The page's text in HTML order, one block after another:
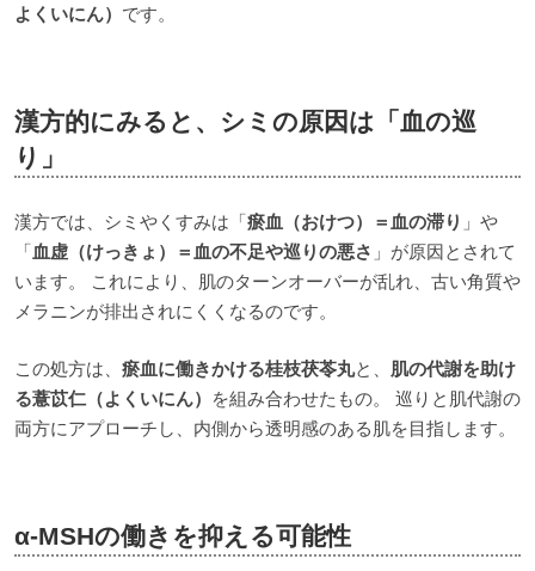
よくいにん） です。
漢方的にみると、シミの原因は「血の巡
り」
漢方では、シミやくすみは「瘀血（おけつ）＝血の滞り 」や
「血虚（けっきょ）＝血の不足や巡りの悪さ 」が原因とされて
います。 これにより、肌のターンオーバーが乱れ、古い角質や
メラニンが排出されにくくなるのです。
この処方は、 瘀血に働きかける桂枝茯苓丸と、 肌の代謝を助け
る薏苡仁（よくいにん）
を組み合わせたもの。 巡りと肌代謝の
両方にアプローチし、内側から透明感のある肌を目指します。
α-MSHの働きを抑える可能性